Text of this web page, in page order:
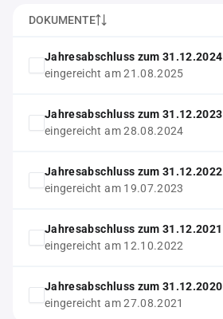
DOKUMENTE
Jahresabschluss zum 31.12.2024
eingereicht am 21.08.2025
Jahresabschluss zum 31.12.2023
eingereicht am 28.08.2024
Jahresabschluss zum 31.12.2022
eingereicht am 19.07.2023
Jahresabschluss zum 31.12.2021
eingereicht am 12.10.2022
Jahresabschluss zum 31.12.2020
eingereicht am 27.08.2021